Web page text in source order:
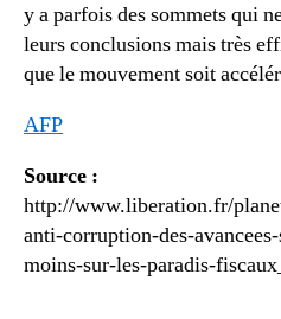
y a parfois des sommets qui
leurs conclusions mais très
que le mouvement soit
AFP
Source :
http://www.liberation.fr/
anti-corruption-des-
moins-sur-les-paradis-